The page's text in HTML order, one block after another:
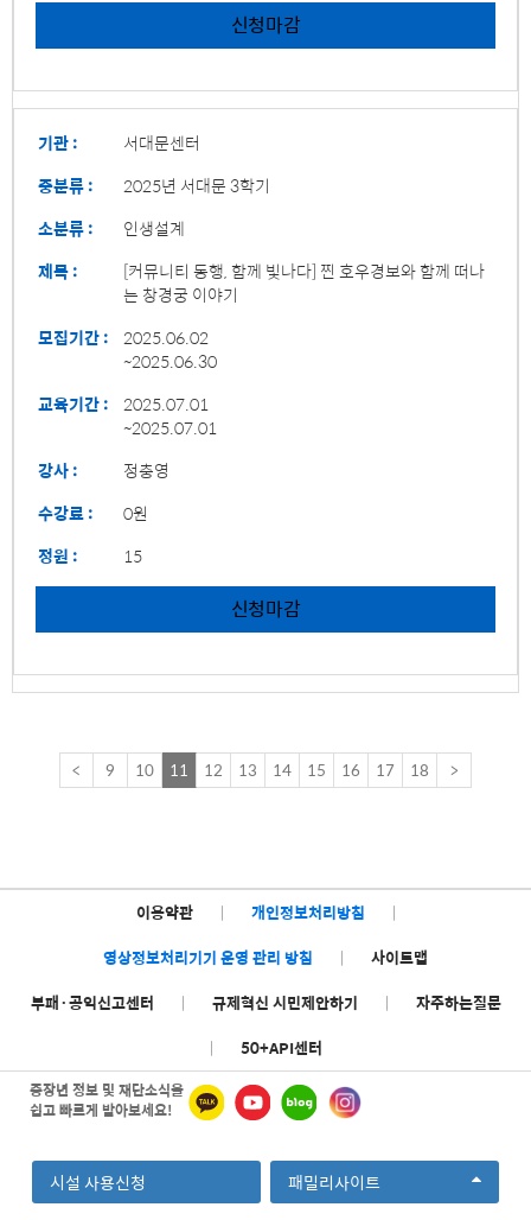
신청마감
기관 :
서대문센터
중분류 :
2025년 서대문 3학기
소분류 :
인생설계
제목 :
[커뮤니티 동행, 함께 빛나다] 찐 호우경보와 함께 떠나
는 창경궁 이야기
모집기간 : 2025.06.02
~2025.06.30
교육기간 : 2025.07.01
~2025.07.01
강사 :
정충영
수강료 :
0원
정원 :
15
신청마감
< 9 10 11 12 13 14 15 16 17 18 >
이용약관 | 개인정보처리방침
|
영상정보처리기기 운영 관리 방침
|
사이트맵
부패·공익신고센터
| 규제혁신 시민제안하기 |
자주하는질문
|
50+API센터
중장년 정보 및 재단소식을
쉽고 빠르게 받아보세요!
시설 사용신청 패밀리사이트선
택